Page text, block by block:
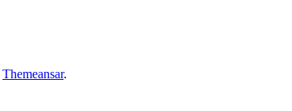
Themeansar.